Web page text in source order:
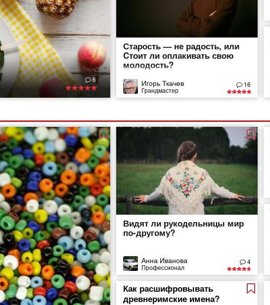
6
Старость — не радость, или
Cтоит ли оплакивать свою
молодость?
Игорь Ткачев
Грандмастер
16
Видят ли рукодельницы мир
по-другому?
Анна Иванова
Профессионал
4
Как расшифровывать
древнеримские имена?